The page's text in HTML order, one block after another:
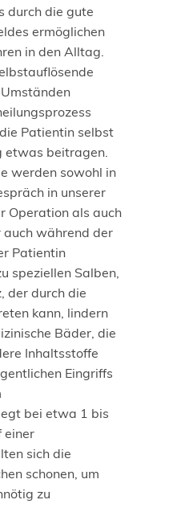
durch die gute
ermöglichen
in den Alltag.
Patientin selbst
etwas beitragen.
werden sowohl in
in unserer
Operation als auch
während der
Patientin
speziellen Salben,
der durch die
kann, lindern
Bäder, die
Inhaltsstoffe
Eingriffs
bei etwa 1 bis
einer
sich die
schonen, um
zu